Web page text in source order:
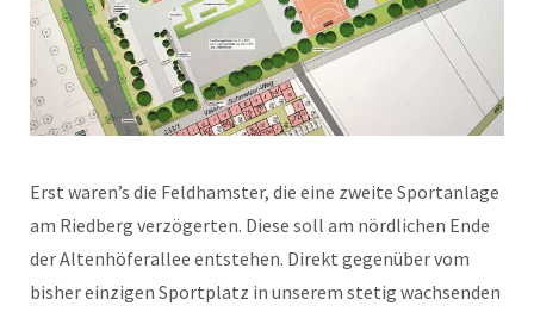
Erst waren’s die Feldhamster, die eine zweite Sportanlage
am Riedberg verzögerten. Diese soll am nördlichen Ende
der Altenhöferallee entstehen. Direkt gegenüber vom
bisher einzigen Sportplatz in unserem stetig wachsenden